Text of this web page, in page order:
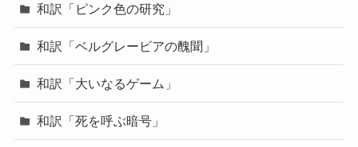
和訳「ピンク色の研究」
和訳「ベルグレービアの醜聞」
和訳「大いなるゲーム」
和訳「死を呼ぶ暗号」